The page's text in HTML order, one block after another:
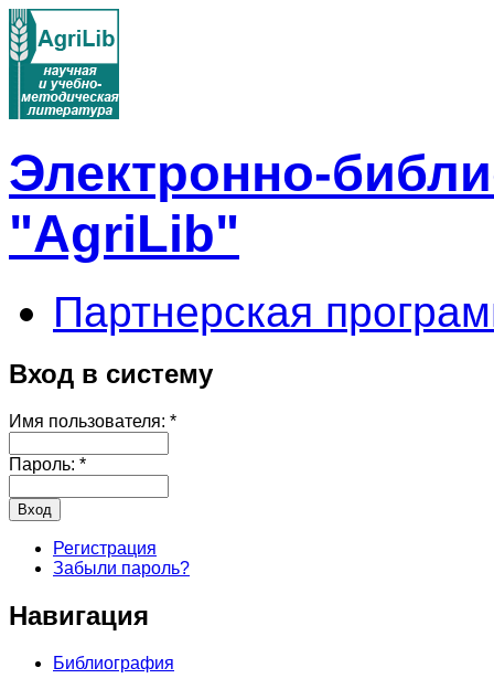
Электронно-
"AgriLib"
Партнерская
Вход в систему
Имя пользователя: *
Пароль: *
Регистрация
Забыли пароль?
Навигация
Библиография